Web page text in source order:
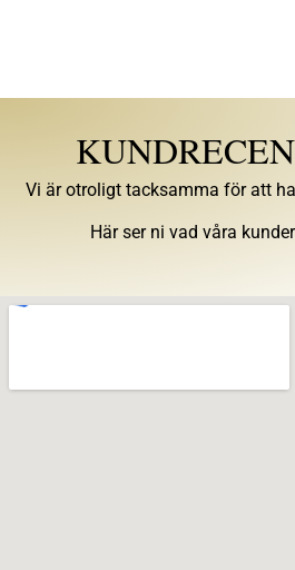
Vi är otroligt tacksamma för att
Här ser ni vad våra